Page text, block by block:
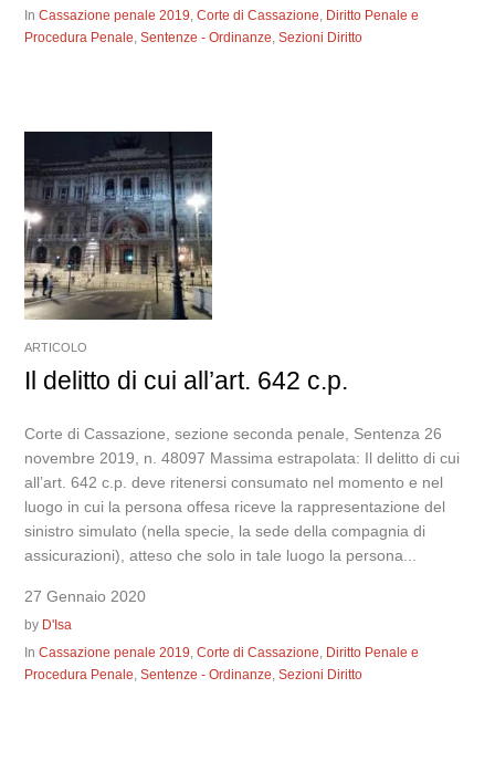
InCassazione penale 2019,Corte di Cassazione, Diritto Penale e
Procedura Penale,Sentenze - Ordinanze,Sezioni Diritto
ARTICOLO
Il delitto di cui all’art. 642 c.p.
Corte di Cassazione, sezione seconda penale, Sentenza 26
novembre 2019, n. 48097 Massima estrapolata: Il delitto di cui
all’art. 642 c.p. deve ritenersi consumato nel momento e nel
luogo in cui la persona offesa riceve la rappresentazione del
sinistro simulato (nella specie, la sede della compagnia di
assicurazioni), atteso che solo in tale luogo la persona...
27 Gennaio 2020
by D'Isa
InCassazione penale 2019,Corte di Cassazione, Diritto Penale e
Procedura Penale,Sentenze - Ordinanze,Sezioni Diritto